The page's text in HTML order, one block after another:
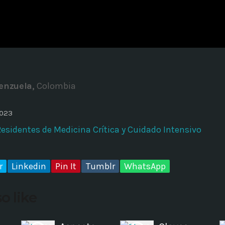
Time
Colombia
de Medicina Crítica y Cuidado Intensivo
Linkedin Pin It Tumblr WhatsApp